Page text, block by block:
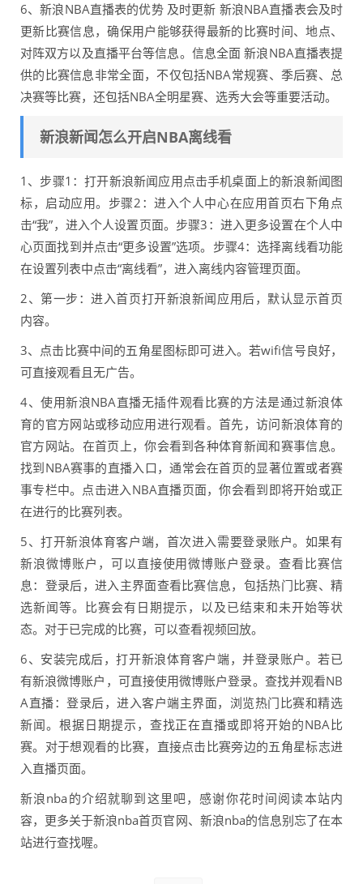
6、新浪NBA直播表的优势 及时更新 新浪NBA直播表会及时
更新比赛信息，确保用户能够获得最新的比赛时间、地点、
对阵双方以及直播平台等信息。信息全面 新浪NBA直播表提
供的比赛信息非常全面，不仅包括NBA常规赛、季后赛、总
决赛等比赛，还包括NBA全明星赛、选秀大会等重要活动。
新浪新闻怎么开启NBA离线看
1、步骤1：打开新浪新闻应用点击手机桌面上的新浪新闻图
标，启动应用。步骤2：进入个人中心在应用首页右下角点
击“我”，进入个人设置页面。步骤3：进入更多设置在个人中
心页面找到并点击“更多设置”选项。步骤4：选择离线看功能
在设置列表中点击“离线看”，进入离线内容管理页面。
2、第一步：进入首页打开新浪新闻应用后，默认显示首页
内容。
3、点击比赛中间的五角星图标即可进入。若wifi信号良好，
可直接观看且无广告。
4、使用新浪NBA直播无插件观看比赛的方法是通过新浪体
育的官方网站或移动应用进行观看。首先，访问新浪体育的
官方网站。在首页上，你会看到各种体育新闻和赛事信息。
找到NBA赛事的直播入口，通常会在首页的显著位置或者赛
事专栏中。点击进入NBA直播页面，你会看到即将开始或正
在进行的比赛列表。
5、打开新浪体育客户端，首次进入需要登录账户。如果有
新浪微博账户，可以直接使用微博账户登录。查看比赛信
息：登录后，进入主界面查看比赛信息，包括热门比赛、精
选新闻等。比赛会有日期提示，以及已结束和未开始等状
态。对于已完成的比赛，可以查看视频回放。
6、安装完成后，打开新浪体育客户端，并登录账户。若已
有新浪微博账户，可直接使用微博账户登录。查找并观看NB
A直播：登录后，进入客户端主界面，浏览热门比赛和精选
新闻。根据日期提示，查找正在直播或即将开始的NBA比
赛。对于想观看的比赛，直接点击比赛旁边的五角星标志进
入直播页面。
新浪nba的介绍就聊到这里吧，感谢你花时间阅读本站内
容，更多关于新浪nba首页官网、新浪nba的信息别忘了在本
站进行查找喔。